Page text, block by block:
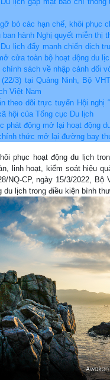
bỏ các hạn chế, khôi phục
ban hành Nghị quyết miễn
lịch đẩy mạnh chiến dịch
cửa toàn bộ hoạt động du
chính sách về nhập cảnh đối
(22/3) tại Quảng Ninh, Bộ
Việt Nam
theo dõi trực tuyến Hội nghị
hội của Tổng cục Du lịch
phát động mở lại hoạt động
thức mở lại đường bay
phục hoạt động du lịch
linh hoạt, kiểm soát hiệu
NQ-CP, ngày 15/3/2022,
du lịch trong điều kiện bình